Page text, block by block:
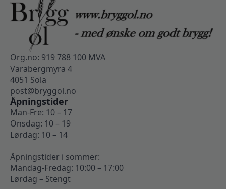
Org.no: 919 788 100 MVA
Varabergmyra 4
4051 Sola
post@bryggol.no
Åpningstider
Man-Fre: 10 – 17
Onsdag: 10 – 19
Lørdag: 10 – 14
Åpningstider i sommer:
Mandag-Fredag: 10:00 – 17:00
Lørdag – Stengt